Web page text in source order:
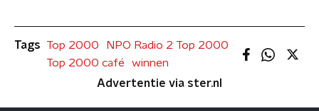
Tags Top 2000
NPO Radio 2 Top 2000
Top 2000 café
winnen
Advertentie via ster.nl